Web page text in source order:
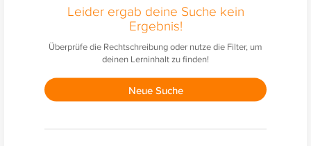
Leider ergab deine Suche kein
Ergebnis!
Überprüfe die Rechtschreibung oder nutze die Filter, um
deinen Lerninhalt zu finden!
Neue Suche